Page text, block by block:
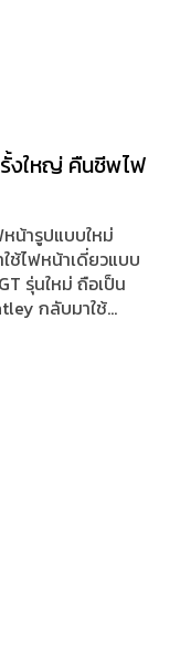
งใหญ่ คืนชีพไฟ
น้ารูปแบบใหม่
ช้ไฟหน้าเดี่ยวแบบ
รุ่นใหม่ ถือเป็น
กลับมาใช้
ลยทีเดียว กระจัง
ใหม่ ช่องระบาย